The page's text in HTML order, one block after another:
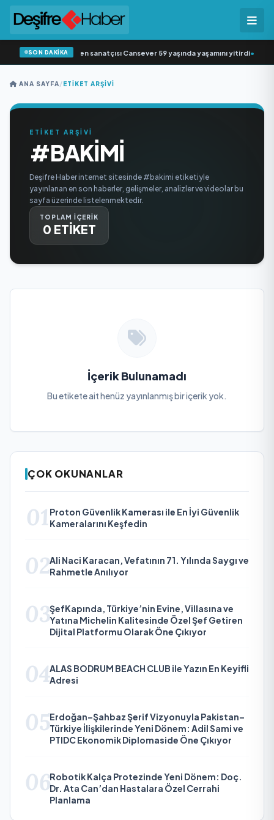
SON DAKİKA
Arabesk müziğin sevilen sanatçısı Cansever 59 yaşında yaşamını yitirdi•
ANA SAYFA/ETIKET ARŞIVI
ETİKET ARŞİVİ
#BAKIMI
Deşifre Haber internet sitesinde #bakimi etiketiyle
yayınlanan en son haberler, gelişmeler, analizler ve videolar bu
sayfa üzerinde listelenmektedir.
TOPLAM İÇERİK
0 ETİKET
İçerik Bulunamadı
Bu etikete ait henüz yayınlanmış bir içerik yok.
ÇOK OKUNANLAR
01 Proton Güvenlik Kamerası ile En İyi Güvenlik
Kameralarını Keşfedin
02Ali Naci Karacan, Vefatının 71. Yılında Saygı ve
Rahmetle Anılıyor
03ŞefKapında, Türkiye’nin Evine, Villasına ve
Yatına Michelin Kalitesinde Özel Şef Getiren
Dijital Platformu Olarak Öne Çıkıyor
04ALAS BODRUM BEACH CLUB ile Yazın En Keyifli
Adresi
05Erdoğan–Şahbaz Şerif Vizyonuyla Pakistan–
Türkiye İlişkilerinde Yeni Dönem: Adil Sami ve
PTIDC Ekonomik Diplomaside Öne Çıkıyor
06Robotik Kalça Protezinde Yeni Dönem: Doç.
Dr. Ata Can’dan Hastalara Özel Cerrahi
Planlama